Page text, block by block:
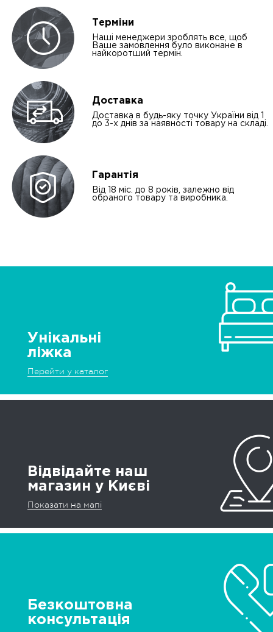
Терміни
Наші менеджери зроблять все, щоб
Ваше замовлення було виконане в
найкоротший термін.
Доставка
Доставка в будь-яку точку України від 1
до 3-х днів за наявності товару на складі.
Гарантія
Від 18 міс. до 8 років, залежно від
обраного товару та виробника.
Унікальні
ліжка
Перейти у каталог
Відвідайте наш
магазин у Києві
Показати на мапі
Безкоштовна
консультація